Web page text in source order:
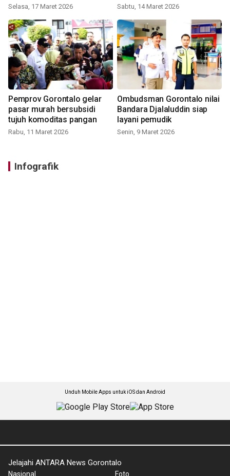
Selasa, 17 Maret 2026 Sabtu, 14 Maret 2026
Pemprov Gorontalo gelar
pasar murah bersubsidi
tujuh komoditas pangan
Rabu, 11 Maret 2026
Ombudsman Gorontalo nilai
Bandara Djalaluddin siap
layani pemudik
Senin, 9 Maret 2026
Infografik
Unduh Mobile Apps untuk iOS dan Android
Jelajahi ANTARA News Gorontalo
Nasional Foto